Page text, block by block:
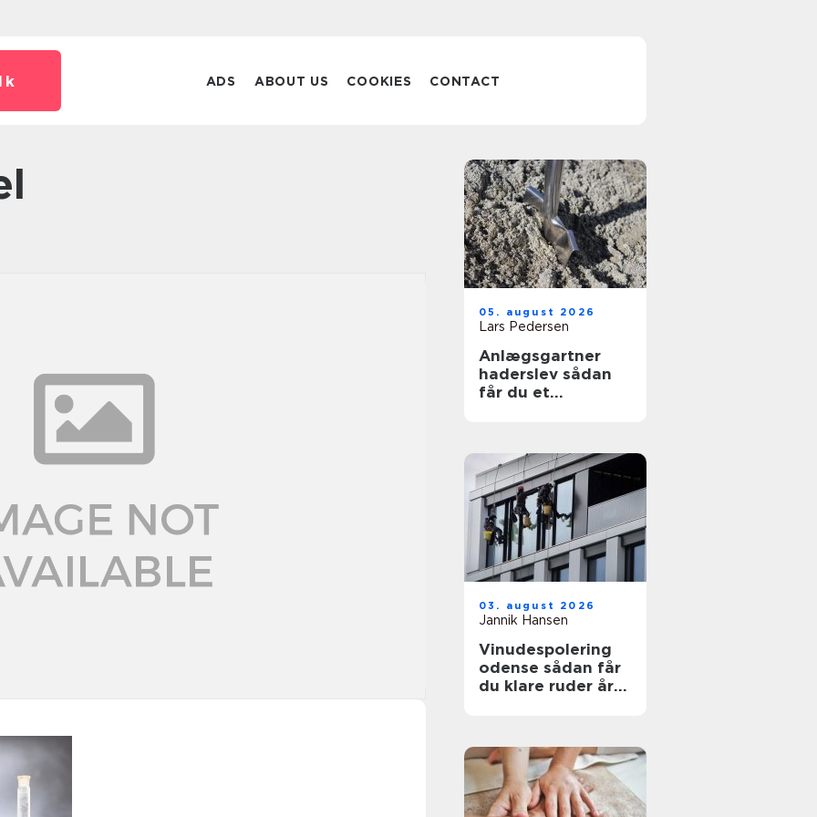
ADS ABOUT US COOKIES CONTACT
05. august 2026
Lars Pedersen
Anlægsgartner
haderslev sådan
får du et
03. august 2026
Jannik Hansen
Vinudespolering
odense sådan får
du klare ruder året